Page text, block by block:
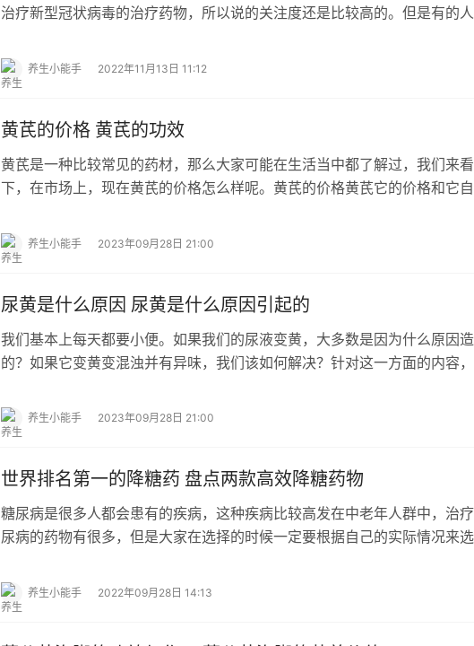
治疗新型冠状病毒的治疗药物，所以说的关注度还是比较高的。但是有的人
养生小能手 2022年11月13日 11:12
黄芪的价格 黄芪的功效
黄芪是一种比较常见的药材，那么大家可能在生活当中都了解过，我们来
下，在市场上，现在黄芪的价格怎么样呢。黄芪的价格黄芪它的价格和它自
养生小能手 2023年09月28日 21:00
尿黄是什么原因 尿黄是什么原因引起的
我们基本上每天都要小便。如果我们的尿液变黄，大多数是因为什么原因
的？如果它变黄变混浊并有异味，我们该如何解决？针对这一方面的内容，
养生小能手 2023年09月28日 21:00
世界排名第一的降糖药 盘点两款高效降糖药物
糖尿病是很多人都会患有的疾病，这种疾病比较高发在中老年人群中，治
尿病的药物有很多，但是大家在选择的时候一定要根据自己的实际情况来选
养生小能手 2022年09月28日 14:13